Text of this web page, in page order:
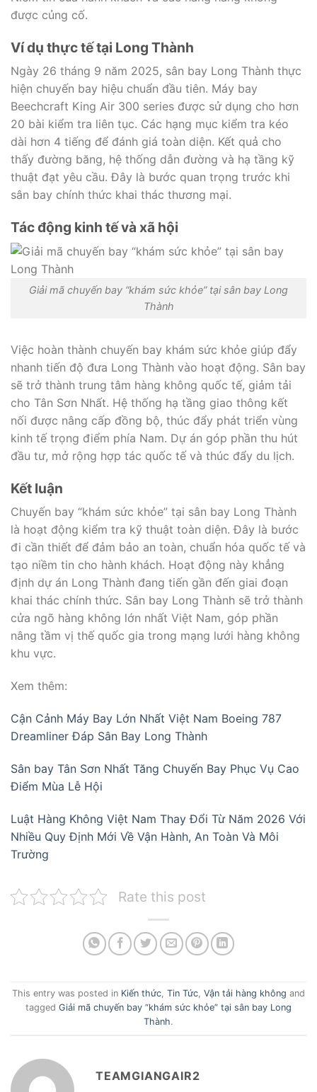
được củng cố.
Ví dụ thực tế tại Long Thành
Ngày 26 tháng 9 năm 2025, sân bay Long Thành thực
hiện chuyến bay hiệu chuẩn đầu tiên. Máy bay
Beechcraft King Air 300 series được sử dụng cho hơn
20 bài kiểm tra liên tục. Các hạng mục kiểm tra kéo
dài hơn 4 tiếng để đánh giá toàn diện. Kết quả cho
thấy đường băng, hệ thống dẫn đường và hạ tầng kỹ
thuật đạt yêu cầu. Đây là bước quan trọng trước khi
sân bay chính thức khai thác thương mại.
Tác động kinh tế và xã hội
Giải mã chuyến bay “khám sức khỏe” tại sân bay Long
Thành
Việc hoàn thành chuyến bay khám sức khỏe giúp đẩy
nhanh tiến độ đưa Long Thành vào hoạt động. Sân bay
sẽ trở thành trung tâm hàng không quốc tế, giảm tải
cho Tân Sơn Nhất. Hệ thống hạ tầng giao thông kết
nối được nâng cấp đồng bộ, thúc đẩy phát triển vùng
kinh tế trọng điểm phía Nam. Dự án góp phần thu hút
đầu tư, mở rộng hợp tác quốc tế và thúc đẩy du lịch.
Kết luận
Chuyến bay “khám sức khỏe” tại sân bay Long Thành
là hoạt động kiểm tra kỹ thuật toàn diện. Đây là bước
đi cần thiết để đảm bảo an toàn, chuẩn hóa quốc tế và
tạo niềm tin cho hành khách. Hoạt động này khẳng
định dự án Long Thành đang tiến gần đến giai đoạn
khai thác chính thức. Sân bay Long Thành sẽ trở thành
cửa ngõ hàng không lớn nhất Việt Nam, góp phần
nâng tầm vị thế quốc gia trong mạng lưới hàng không
khu vực.
Xem thêm:
Cận Cảnh Máy Bay Lớn Nhất Việt Nam Boeing 787
Dreamliner Đáp Sân Bay Long Thành
Sân bay Tân Sơn Nhất Tăng Chuyến Bay Phục Vụ Cao
Điểm Mùa Lễ Hội
Luật Hàng Không Việt Nam Thay Đổi Từ Năm 2026 Với
Nhiều Quy Định Mới Về Vận Hành, An Toàn Và Môi
Trường
Rate this post
This entry was posted in Kiến thức, Tin Tức, Vận tải hàng không and
tagged Giải mã chuyến bay “khám sức khỏe” tại sân bay Long
Thành.
TEAMGIANGAIR2